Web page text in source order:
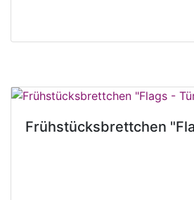
Frühstücksbrettchen